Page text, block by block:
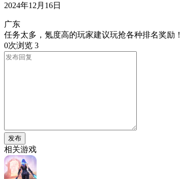
2024年12月16日
广东
任务太多，氪度高的玩家建议玩抢各种排名奖励！
0次浏览 3
发布
相关游戏